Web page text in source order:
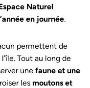
Naturel
en journée.
permettent de
Tout au long de
une faune et une
les moutons et